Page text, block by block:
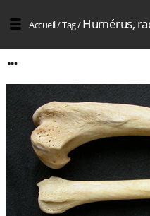
Accueil/Tag/Humérus,